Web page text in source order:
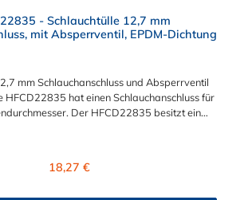
- Schlauchtülle 12,7 mm
mit Absperrventil, EPDM-Dichtung
mm Schlauchanschluss und Absperrventil
HFCD22835 hat einen Schlauchanschluss für
Der HFCD22835 besitzt ein
bis 8,6 bar Max. Betriebstemperatur:
Regulärer Preis:
18,27 €